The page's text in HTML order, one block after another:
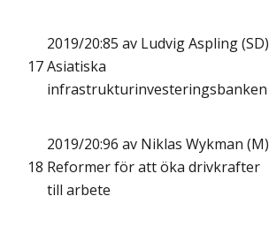
17
2019/20:85 av Ludvig Aspling (SD)
Asiatiska
infrastrukturinvesteringsbanken
18
2019/20:96 av Niklas Wykman (M)
Reformer för att öka drivkrafter
till arbete